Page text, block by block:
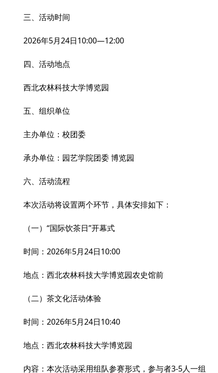
三、活动时间
2026年5月24日10:00—12:00
四、活动地点
西北农林科技大学博览园
五、组织单位
主办单位：校团委
承办单位：园艺学院团委 博览园
六、活动流程
本次活动将设置两个环节，具体安排如下：
（一）“国际饮茶日”开幕式
时间：2026年5月24日10:00
地点：西北农林科技大学博览园农史馆前
（二）茶文化活动体验
时间：2026年5月24日10:40
地点：西北农林科技大学博览园
内容：本次活动采用组队参赛形式，参与者3-5人一组